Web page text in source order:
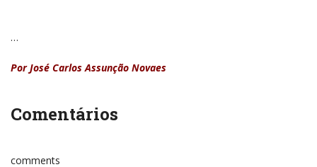
…
Por José Carlos Assunção Novaes
Comentários
comments